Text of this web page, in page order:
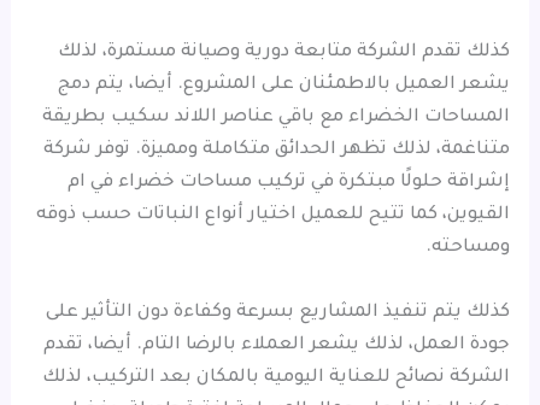
كذلك تقدم الشركة متابعة دورية وصيانة مستمرة، لذلك
يشعر العميل بالاطمئنان على المشروع. أيضا، يتم دمج
المساحات الخضراء مع باقي عناصر اللاند سكيب بطريقة
متناغمة، لذلك تظهر الحدائق متكاملة ومميزة. توفر شركة
إشراقة حلولًا مبتكرة في تركيب مساحات خضراء في ام
القيوين، كما تتيح للعميل اختيار أنواع النباتات حسب ذوقه
ومساحته.
كذلك يتم تنفيذ المشاريع بسرعة وكفاءة دون التأثير على
جودة العمل، لذلك يشعر العملاء بالرضا التام. أيضا، تقدم
الشركة نصائح للعناية اليومية بالمكان بعد التركيب، لذلك